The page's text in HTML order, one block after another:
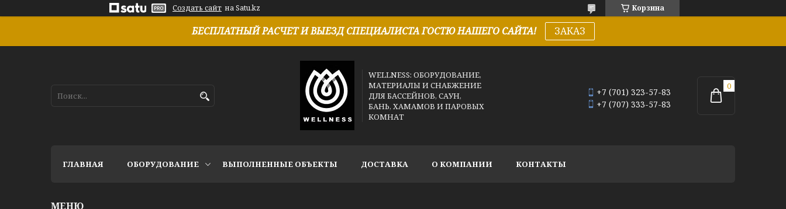
Создать сайт на Satu.kz Корзина
БЕСПЛАТНЫЙ РАСЧЕТ И ВЫЕЗД СПЕЦИАЛИСТА ГОСТЮ НАШЕГО САЙТА! ЗАКАЗ
WELLNESS: ОБОРУДОВАНИЕ,
МАТЕРИАЛЫ И СНАБЖЕНИЕ
ДЛЯ БАССЕЙНОВ, САУН,
БАНЬ, ХАМАМОВ И ПАРОВЫХ
КОМНАТ
+7 (701) 323-57-83
+7 (707) 333-57-83
ГЛАВНАЯ ОБОРУДОВАНИЕ ВЫПОЛНЕННЫЕ ОБЪЕКТЫ ДОСТАВКА О КОМПАНИИ КОНТАКТЫ